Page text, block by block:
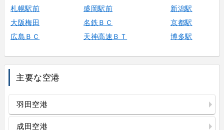
札幌駅前
盛岡駅前
新潟駅
大阪梅田
名鉄ＢＣ
京都駅
広島ＢＣ
天神高速ＢＴ 博多駅
主要な空港
羽田空港
成田空港